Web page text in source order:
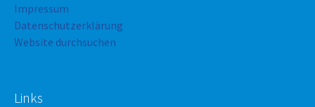
Impressum
Datenschutzerklärung
Website durchsuchen
Links